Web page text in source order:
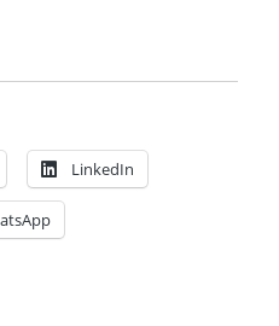
LinkedIn